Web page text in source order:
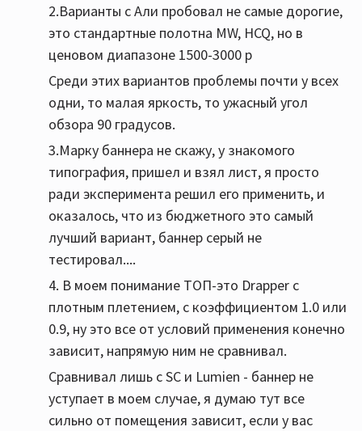
2.Варианты с Али пробовал не самые дорогие,
это стандартные полотна MW, HCQ, но в
ценовом диапазоне 1500-3000 р
Среди этих вариантов проблемы почти у всех
одни, то малая яркость, то ужасный угол
обзора 90 градусов.
3.Марку баннера не скажу, у знакомого
типография, пришел и взял лист, я просто
ради эксперимента решил его применить, и
оказалось, что из бюджетного это самый
лучший вариант, баннер серый не
тестировал....
4. В моем понимание ТОП-это Drapper с
плотным плетением, с коэффициентом 1.0 или
0.9, ну это все от условий применения конечно
зависит, напрямую ним не сравнивал.
Сравнивал лишь с SC и Lumien - баннер не
уступает в моем случае, я думаю тут все
сильно от помещения зависит, если у вас